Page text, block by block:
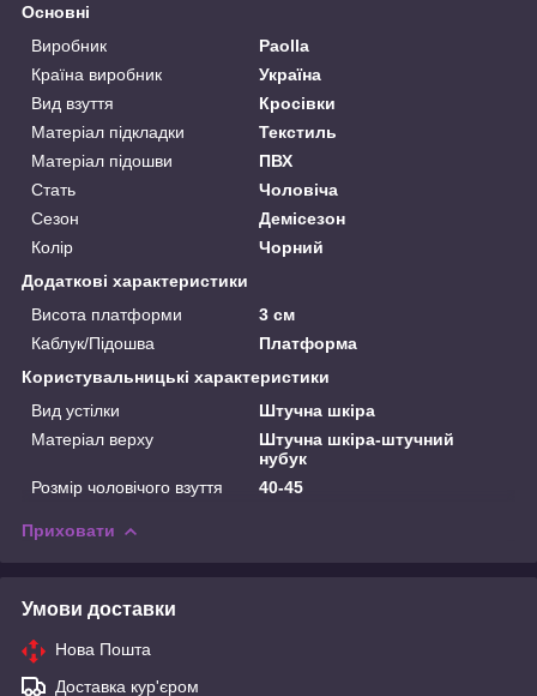
Основні
Виробник
Paolla
Країна виробник
Україна
Вид взуття
Кросівки
Матеріал підкладки
Текстиль
Матеріал підошви
ПВХ
Стать
Чоловіча
Сезон
Демісезон
Колір
Чорний
Додаткові характеристики
Висота платформи
3 см
Каблук/Підошва
Платформа
Користувальницькі характеристики
Вид устілки
Штучна шкіра
Матеріал верху
Штучна шкіра-штучний
нубук
Розмір чоловічого взуття
40-45
Приховати
Умови доставки
Нова Пошта
Доставка кур'єром